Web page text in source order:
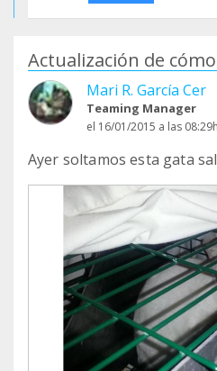
Actualización de
Mari R. García Cer
Teaming Manager
el 16/01/2015 a las 08:29h
Ayer soltamos esta gata